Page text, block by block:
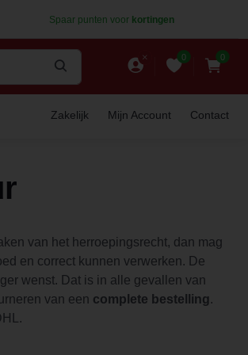
Spaar punten voor kortingen
0 0
Zakelijk Mijn Account Contact
van het herroepingsrecht, dan mag
en correct kunnen verwerken. De
wenst. Dat is in alle gevallen van
van een complete bestelling.